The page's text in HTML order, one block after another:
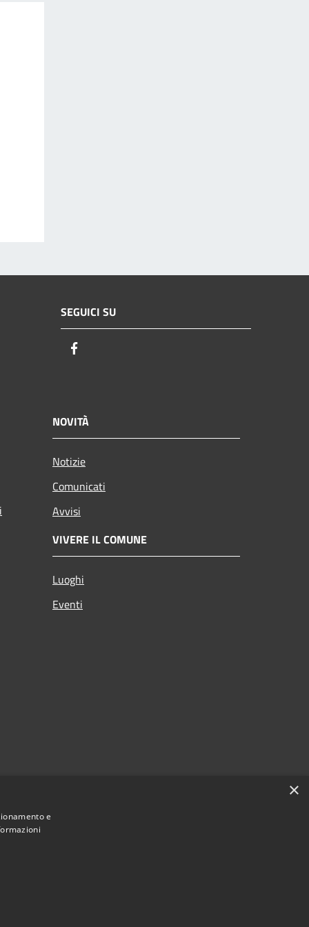
SEGUICI SU
NOVITÀ
Notizie
Comunicati
Avvisi
VIVERE IL COMUNE
Luoghi
Eventi
×
e